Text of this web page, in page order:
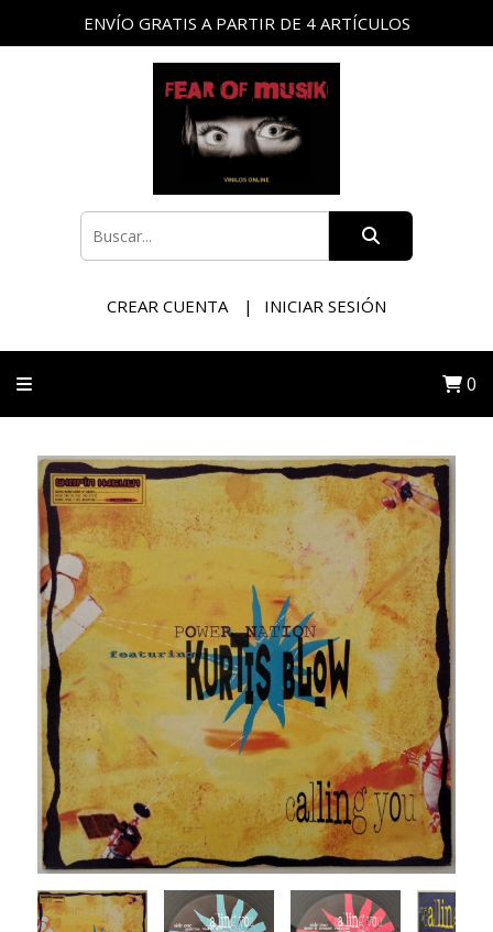
ENVÍO GRATIS A PARTIR DE 4 ARTÍCULOS
CREAR CUENTA INICIAR SESIÓN
0